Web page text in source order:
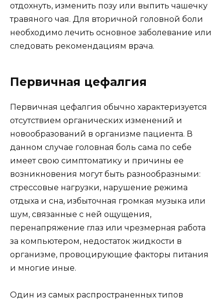
отдохнуть, изменить позу или выпить чашечку
травяного чая. Для вторичной головной боли
необходимо лечить основное заболевание или
следовать рекомендациям врача.
Первичная цефалгия
Первичная цефалгия обычно характеризуется
отсутствием органических изменений и
новообразований в организме пациента. В
данном случае головная боль сама по себе
имеет свою симптоматику и причины ее
возникновения могут быть разнообразными:
стрессовые нагрузки, нарушение режима
отдыха и сна, избыточная громкая музыка или
шум, связанные с ней ощущения,
перенапряжение глаз или чрезмерная работа
за компьютером, недостаток жидкости в
организме, провоцирующие факторы питания
и многие иные.
Один из самых распространенных типов